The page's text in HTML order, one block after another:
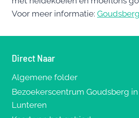
Voor meer informatie:
Direct Naar
Algemene folder
Bezoekerscentrum Goudsberg
Lunteren